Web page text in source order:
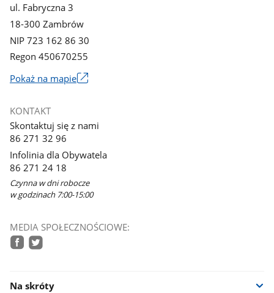
ul. Fabryczna 3
18-300 Zambrów
NIP 723 162 86 30
Regon 450670255
Pokaż na mapieLink
nowym
KONTAKT
Skontaktuj się z nami
86 271 32 96
Infolinia dla Obywatela
86 271 24 18
Czynna w dni robocze
w godzinach 7:00-15:00
MEDIA SPOŁECZNOŚCIOWE:
Na skróty